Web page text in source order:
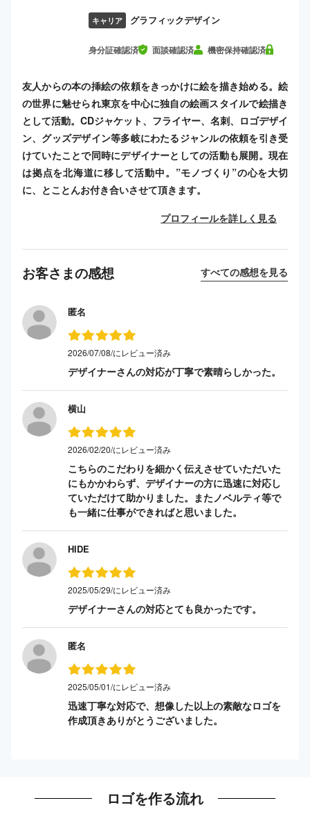
キャリア グラフィックデザイン
身分証確認済 面談確認済 機密保持確認済
友人からの本の挿絵の依頼をきっかけに絵を描き始める。絵
の世界に魅せられ東京を中心に独自の絵画スタイルで絵描き
として活動。CDジャケット、フライヤー、名刺、ロゴデザイ
ン、グッズデザイン等多岐にわたるジャンルの依頼を引き受
けていたことで同時にデザイナーとしての活動も展開。現在
は拠点を北海道に移して活動中。”モノづくり”の心を大切
に、とことんお付き合いさせて頂きます。
プロフィールを詳しく見る
お客さまの感想 すべての感想を見る
匿名
2026/07/08/にレビュー済み
デザイナーさんの対応が丁寧で素晴らしかった。
横山
2026/02/20/にレビュー済み
こちらのこだわりを細かく伝えさせていただいた
にもかかわらず、デザイナーの方に迅速に対応し
ていただけて助かりました。またノベルティ等で
も一緒に仕事ができればと思いました。
HIDE
2025/05/29/にレビュー済み
デザイナーさんの対応とても良かったです。
匿名
2025/05/01/にレビュー済み
迅速丁寧な対応で、想像した以上の素敵なロゴを
作成頂きありがとうございました。
ロゴを作る流れ